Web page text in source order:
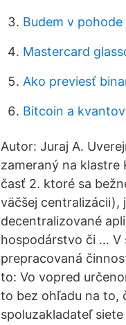
Budem v pohode
Mastercard
Ako previesť
Bitcoin a
Autor: Juraj A.
zameraný na
časť 2. ktoré sa
väčšej centralizácii),
decentralizované
hospodárstvo či … V
prepracovaná
to: Vo vopred
to bez ohľadu na to,
spoluzakladateľ